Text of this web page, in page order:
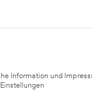
Information und